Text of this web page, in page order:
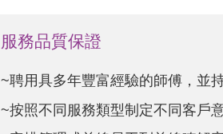
服務品質保證
~聘用具多年豐富經驗的師傅，並
~按照不同服務類型制定不同客戶